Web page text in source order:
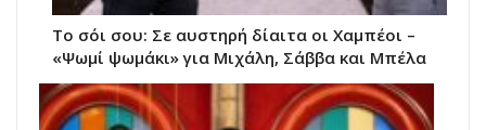
Το σόι σου: Σε αυστηρή δίαιτα οι Χαμπέοι –
«Ψωμί ψωμάκι» για Μιχάλη, Σάββα και Μπέλα